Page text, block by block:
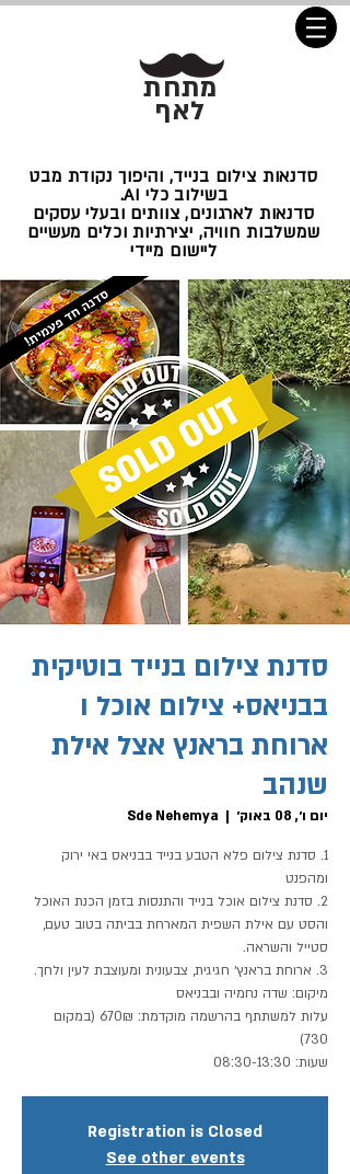
מתחת
לאף
סדנאות צילום בנייד, והיפוך נקודת מבט
בשילוב כלי AI.
סדנאות לארגונים, צוותים ובעלי עסקים
שמשלבות חוויה, יצירתיות וכלים מעשיים
ליישום מיידי
סדנת צילום בנייד בוטיקית
בבניאס+ צילום אוכל ו
ארוחת בראנץ אצל אילת
שנהב
יום ו׳, 08 באוק׳
  |
Sde Nehemya
1. סדנת צילום פלא הטבע בנייד בבניאס באי ירוק
2. סדנת צילום אוכל בנייד והתנסות בזמן הכנת האוכל
והסט עם אילת השפית המארחת בביתה בטוב טעם,
עלות למשתתף בהרשמה מוקדמת: 670₪ (במקום
שעות: 08:30-13:30
Registration is Closed
See other events